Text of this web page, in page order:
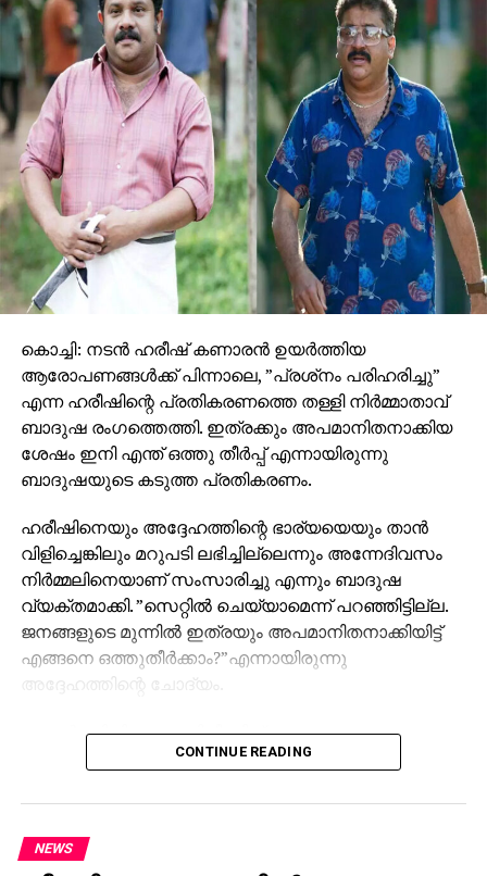
കൊച്ചി: നടന്‍ ഹരീഷ് കണാരന്‍ ഉയര്‍ത്തിയ
ആരോപണങ്ങള്‍ക്ക് പിന്നാലെ, ”പ്രശ്‌നം പരിഹരിച്ചു”
എന്ന ഹരീഷിന്റെ പ്രതികരണത്തെ തള്ളി നിര്‍മ്മാതാവ്
ബാദുഷ രംഗത്തെത്തി. ഇത്രക്കും അപമാനിതനാക്കിയ
ശേഷം ഇനി എന്ത് ഒത്തു തീര്‍പ്പ് എന്നായിരുന്നു
ബാദുഷയുടെ കടുത്ത പ്രതികരണം.
ഹരീഷിനെയും അദ്ദേഹത്തിന്റെ ഭാര്യയെയും താന്‍
വിളിച്ചെങ്കിലും മറുപടി ലഭിച്ചില്ലെന്നും അന്നേദിവസം
നിര്‍മ്മലിനെയാണ് സംസാരിച്ചു എന്നും ബാദുഷ
വ്യക്തമാക്കി. ”സെറ്റില്‍ ചെയ്യാമെന്ന് പറഞ്ഞിട്ടില്ല.
ജനങ്ങളുടെ മുന്നില്‍ ഇത്രയും അപമാനിതനാക്കിയിട്ട്
എങ്ങനെ ഒത്തുതീര്‍ക്കാം?”എന്നായിരുന്നു
അദ്ദേഹത്തിന്റെ ചോദ്യം.
റേച്ചല്‍ സിനിമയുടെ റിലീസിന് ശേഷം
വിഷയത്തെക്കുറിച്ചുള്ള എല്ലാ വസ്തുതകളും
പറഞ്ഞു. തനിക്കെതിരെ ‘കൂലി എഴുത്തുകാര്‍’ വഴി
ആക്രമണം നടക്കുന്നുവെന്നും, ഈ സാഹചര്യത്തില്‍
തനിക്കൊപ്പം നില്‍ക്കുന്ന എല്ലാവര്‍ക്കും
CONTINUE READING
NEWS